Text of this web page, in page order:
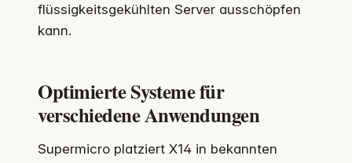
flüssigkeitsgekühlten Server ausschöpfen
kann.
Optimierte Systeme für
verschiedene Anwendungen
Supermicro platziert X14 in bekannten